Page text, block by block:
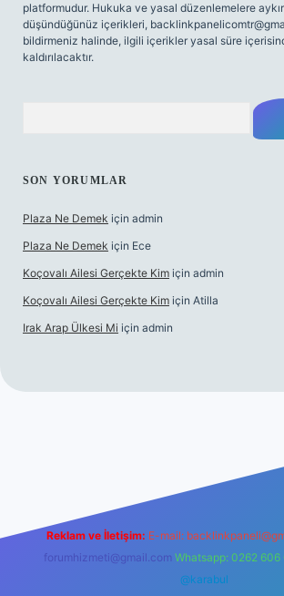
platformudur. Hukuka ve yasal düzenlemelere
düşündüğünüz içerikleri,
bildirmeniz halinde, ilgili içerikler yasal süre
kaldırılacaktır.
SON YORUMLAR
Plaza Ne Demek için admin
Plaza Ne Demek için Ece
Koçovalı Ailesi Gerçekte Kim için admin
Koçovalı Ailesi Gerçekte Kim için Atilla
Irak Arap Ülkesi Mi için admin
Reklam ve İletişim: E-mail:
forumhizmeti@gmail.com Whatsapp: 0262 606
@karabul